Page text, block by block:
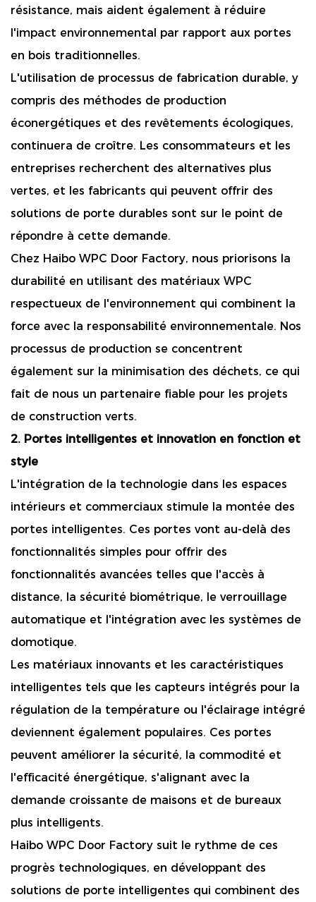
résistance, mais aident également à réduire
l'impact environnemental par rapport aux portes
en bois traditionnelles.
L'utilisation de processus de fabrication durable, y
compris des méthodes de production
éconergétiques et des revêtements écologiques,
continuera de croître. Les consommateurs et les
entreprises recherchent des alternatives plus
vertes, et les fabricants qui peuvent offrir des
solutions de porte durables sont sur le point de
répondre à cette demande.
Chez Haibo WPC Door Factory, nous priorisons la
durabilité en utilisant des matériaux WPC
respectueux de l'environnement qui combinent la
force avec la responsabilité environnementale. Nos
processus de production se concentrent
également sur la minimisation des déchets, ce qui
fait de nous un partenaire fiable pour les projets
de construction verts.
2. Portes intelligentes et innovation en fonction et
style
L'intégration de la technologie dans les espaces
intérieurs et commerciaux stimule la montée des
portes intelligentes. Ces portes vont au-delà des
fonctionnalités simples pour offrir des
fonctionnalités avancées telles que l'accès à
distance, la sécurité biométrique, le verrouillage
automatique et l'intégration avec les systèmes de
domotique.
Les matériaux innovants et les caractéristiques
intelligentes tels que les capteurs intégrés pour la
régulation de la température ou l'éclairage intégré
deviennent également populaires. Ces portes
peuvent améliorer la sécurité, la commodité et
l'efficacité énergétique, s'alignant avec la
demande croissante de maisons et de bureaux
plus intelligents.
Haibo WPC Door Factory suit le rythme de ces
progrès technologiques, en développant des
solutions de porte intelligentes qui combinent des